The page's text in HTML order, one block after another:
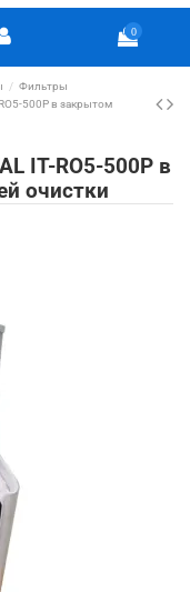
0
Фильтры
500P в закрытом
IT-RO5-500P в
очистки